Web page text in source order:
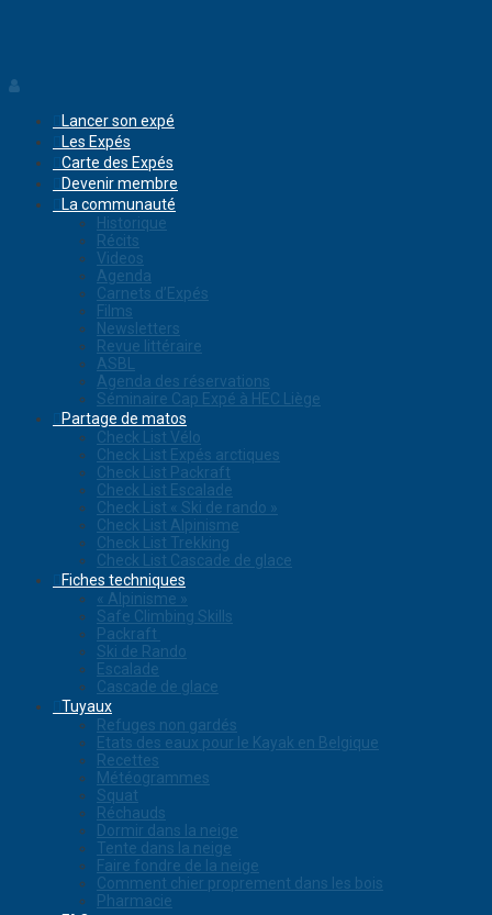
Lancer son expé
Les Expés
Carte des Expés
Devenir membre
La communauté
Historique
Récits
Videos
Agenda
Carnets d’Expés
Films
Newsletters
Revue littéraire
ASBL
Agenda des réservations
Séminaire Cap Expé à HEC Liège
Partage de matos
Check List Vélo
Check List Expés arctiques
Check List Packraft
Check List Escalade
Check List « Ski de rando »
Check List Alpinisme
Check List Trekking
Check List Cascade de glace
Fiches techniques
« Alpinisme »
Safe Climbing Skills
Packraft
Ski de Rando
Escalade
Cascade de glace
Tuyaux
Refuges non gardés
Etats des eaux pour le Kayak en Belgique
Recettes
Météogrammes
Squat
Réchauds
Dormir dans la neige
Tente dans la neige
Faire fondre de la neige
Comment chier proprement dans les bois
Pharmacie